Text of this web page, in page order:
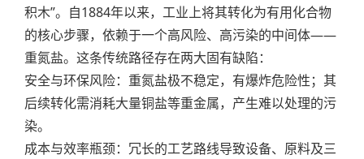
积木”。自1884年以来，工业上将其转化为有用化合物
的核心步骤，依赖于一个高风险、高污染的中间体——
重氮盐。这条传统路径存在两大固有缺陷：
安全与环保风险：重氮盐极不稳定，有爆炸危险性；其
后续转化需消耗大量铜盐等重金属，产生难以处理的污
染。
成本与效率瓶颈：冗长的工艺路线导致设备、原料及三